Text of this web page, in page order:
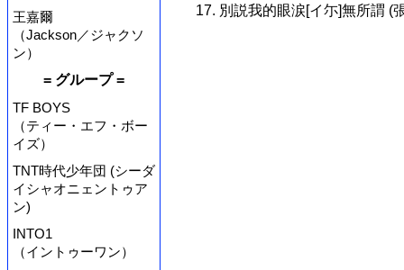
王嘉爾
（Jackson／ジャクソ
ン）
= グループ =
TF BOYS
（ティー・エフ・ボー
イズ）
TNT時代少年団 (シーダ
イシャオニェントゥア
ン)
INTO1
（イントゥーワン）
17. 別説我的眼涙[イ尓]無所謂 (